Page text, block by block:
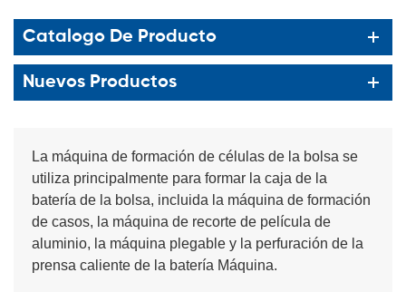
Catalogo De Producto
Nuevos Productos
La máquina de formación de células de la bolsa se
utiliza principalmente para formar la caja de la
batería de la bolsa, incluida la máquina de formación
de casos, la máquina de recorte de película de
aluminio, la máquina plegable y la perfuración de la
prensa caliente de la batería Máquina.